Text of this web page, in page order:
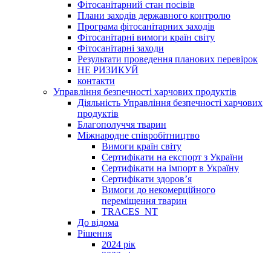
Фітосанітарний стан посівів
Плани заходів державного контролю
Програма фітосанітарних заходів
Фітосанітарні вимоги країн світу
Фітосанітарні заходи
Результати проведення планових перевірок
НЕ РИЗИКУЙ
контакти
Управління безпечності харчових продуктів
Діяльність Управління безпечності харчових
продуктів
Благополуччя тварин
Міжнародне співробітництво
Вимоги країн світу
Сертифікати на експорт з України
Сертифікати на імпорт в Україну
Сертифікати здоров’я
Вимоги до некомерційного
переміщення тварин
TRACES_NT
До відома
Рішення
2024 рік